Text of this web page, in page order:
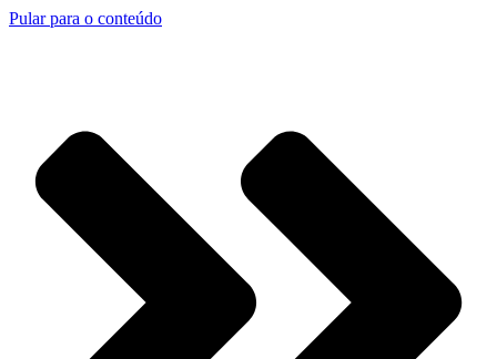
Pular para o conteúdo